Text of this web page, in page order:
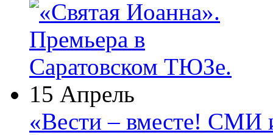
15 Апрель
«Вести – вместе! СМИ